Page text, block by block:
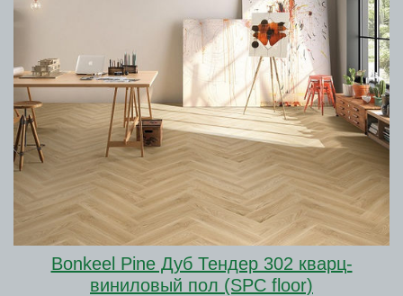
Bonkeel Pine Дуб Тендер 302 кварц-
виниловый пол (SPC floor)